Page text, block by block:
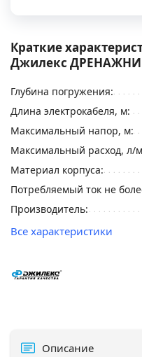
Краткие
Джилекс
Глубина погружения:
Длина электрокабеля, м:
Максимальный напор, м:
Максимальный расход, л/
Материал корпуса:
Потребляемый ток не
Производитель:
Все характеристики
Описание